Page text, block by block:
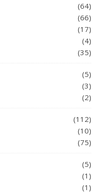
(64)
(66)
(17)
(4)
(35)
(5)
(3)
(2)
(112)
(10)
(75)
(5)
(1)
(1)